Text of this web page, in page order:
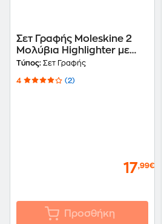
Σετ Γραφής Moleskine 2
Μολύβια Highlighter με
Γόμα και Καπάκι (4
Τύπος: Σετ Γραφής
4 (2)
17,99€
Προσθήκη